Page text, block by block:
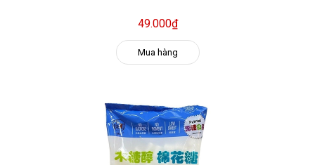
49.000₫
Mua hàng